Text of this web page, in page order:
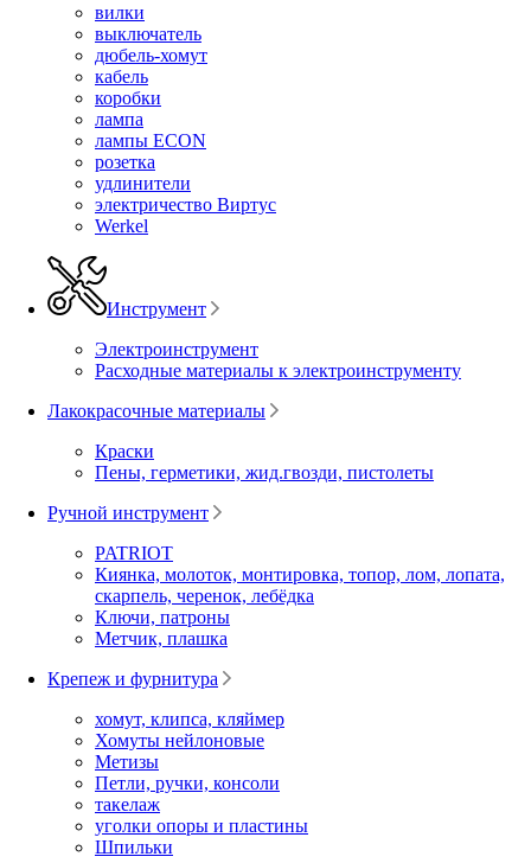
вилки
выключатель
дюбель-хомут
кабель
коробки
лампа
лампы ECON
розетка
удлинители
электричество Виртус
Werkel
Инструмент
Электроинструмент
Расходные материалы к электроинструменту
Лакокрасочные материалы
Краски
Пены, герметики, жид.гвозди, пистолеты
Ручной инструмент
PATRIOT
Киянка, молоток, монтировка, топор, лом, лопата,
скарпель, черенок, лебёдка
Ключи, патроны
Метчик, плашка
Крепеж и фурнитура
хомут, клипса, кляймер
Хомуты нейлоновые
Метизы
Петли, ручки, консоли
такелаж
уголки опоры и пластины
Шпильки